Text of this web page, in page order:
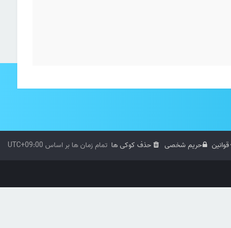
تمام زمان ها بر اساس UTC+09:00 حذف کوکی ها حریم شخصی قوانین